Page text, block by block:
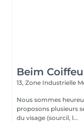
Beim
13, Zone Industrielle
Nous sommes heureux
proposons plusieurs services : La manucure :
du visage (sourcil, l...